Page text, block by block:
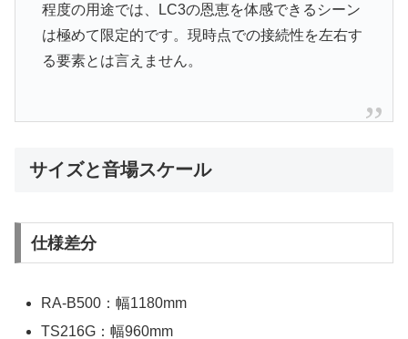
程度の用途では、LC3の恩恵を体感できるシーン
は極めて限定的です。現時点での接続性を左右す
る要素とは言えません。
サイズと音場スケール
仕様差分
RA-B500：幅1180mm
TS216G：幅960mm